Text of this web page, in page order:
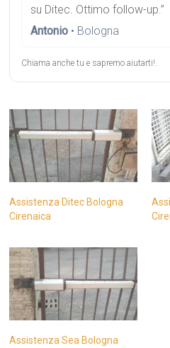
su Ditec. Ottimo follow-up.”
Antonio • Bologna
Chiama anche tu e sapremo aiutarti!.
Assistenza Ditec Bologna
Cirenaica
Assistenza Sea Bologna